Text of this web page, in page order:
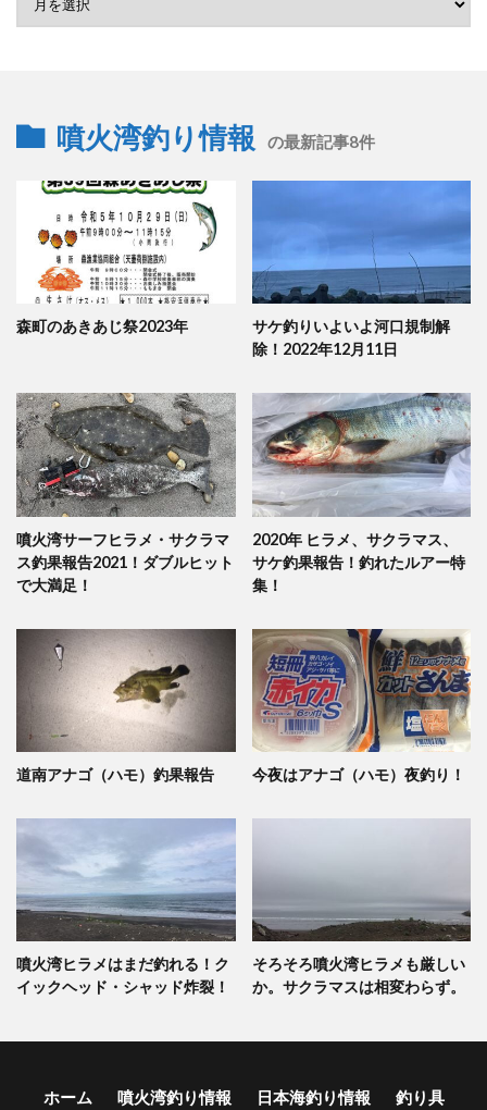
噴火湾釣り情報 の最新記事8件
森町のあきあじ祭2023年
サケ釣りいよいよ河口規制解
除！2022年12月11日
噴火湾サーフヒラメ・サクラマ
ス釣果報告2021！ダブルヒット
で大満足！
2020年 ヒラメ、サクラマス、
サケ釣果報告！釣れたルアー特
集！
道南アナゴ（ハモ）釣果報告 今夜はアナゴ（ハモ）夜釣り！
噴火湾ヒラメはまだ釣れる！ク
イックヘッド・シャッド炸裂！
そろそろ噴火湾ヒラメも厳しい
か。サクラマスは相変わらず。
ホーム 噴火湾釣り情報 日本海釣り情報 釣り具